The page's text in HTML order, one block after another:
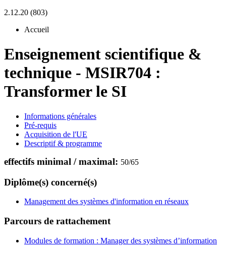
2.12.20 (803)
Accueil
Enseignement scientifique &
technique - MSIR704 :
Transformer le SI
Informations générales
Pré-requis
Acquisition de l'UE
Descriptif & programme
effectifs minimal / maximal: 50/65
Diplôme(s) concerné(s)
Management des systèmes d'information en réseaux
Parcours de rattachement
Modules de formation : Manager des systèmes d’information